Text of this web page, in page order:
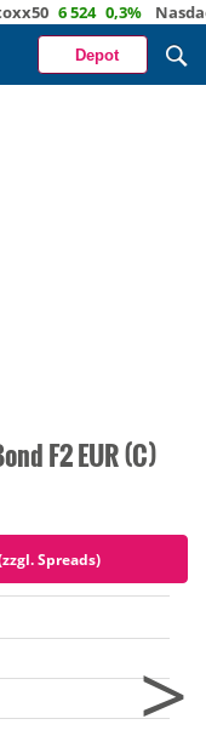
6 524 0,3% Nasdaq 29
Depot
F2 EUR (C)
Spreads)
>